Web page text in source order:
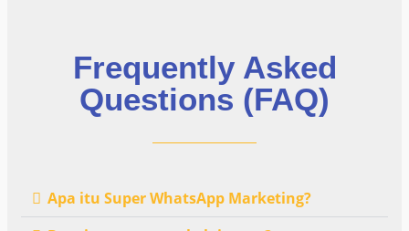
Frequently Asked
Questions (FAQ)
Apa itu Super WhatsApp Marketing?